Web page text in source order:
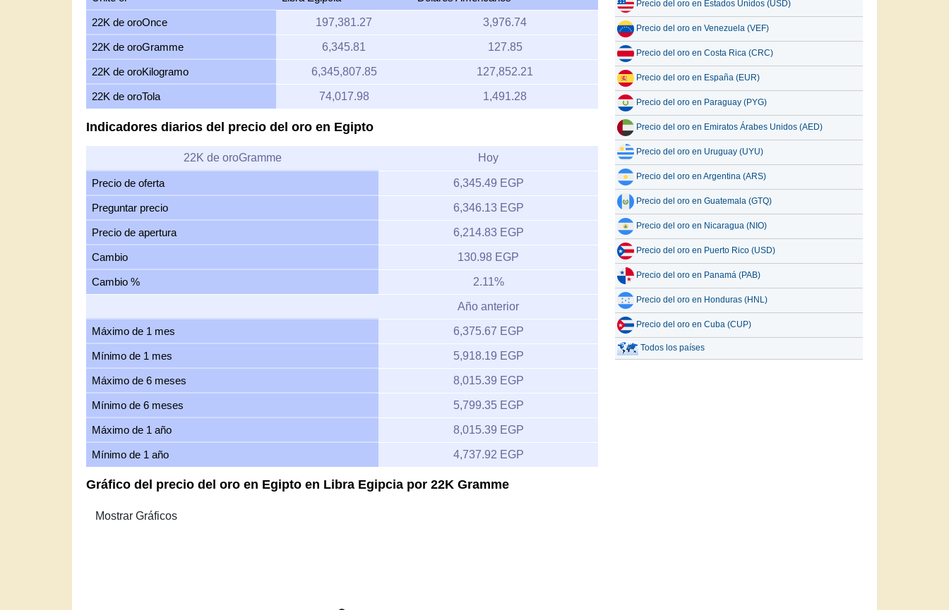
22K de oroOnce 197,381.27 3,976.74
22K de oroGramme 6,345.81 127.85
22K de oroKilogramo 6,345,807.85 127,852.21
22K de oroTola 74,017.98 1,491.28
Indicadores diarios del precio del oro en Egipto
22K de oroGramme Hoy
Precio de oferta 6,345.49 EGP
Preguntar precio 6,346.13 EGP
Precio de apertura 6,214.83 EGP
Cambio 130.98 EGP
Cambio % 2.11%
Año anterior
Máximo de 1 mes 6,375.67 EGP
Mínimo de 1 mes 5,918.19 EGP
Máximo de 6 meses 8,015.39 EGP
Mínimo de 6 meses 5,799.35 EGP
Máximo de 1 año 8,015.39 EGP
Mínimo de 1 año 4,737.92 EGP
Gráfico del precio del oro en Egipto en Libra Egipcia por 22K Gramme
Precio del oro en Estados Unidos (USD)
Precio del oro en Venezuela (VEF)
Precio del oro en Costa Rica (CRC)
Precio del oro en España (EUR)
Precio del oro en Paraguay (PYG)
Precio del oro en Emiratos Árabes Unidos (AED)
Precio del oro en Uruguay (UYU)
Precio del oro en Argentina (ARS)
Precio del oro en Guatemala (GTQ)
Precio del oro en Nicaragua (NIO)
Precio del oro en Puerto Rico (USD)
Precio del oro en Panamá (PAB)
Precio del oro en Honduras (HNL)
Precio del oro en Cuba (CUP)
Todos los países